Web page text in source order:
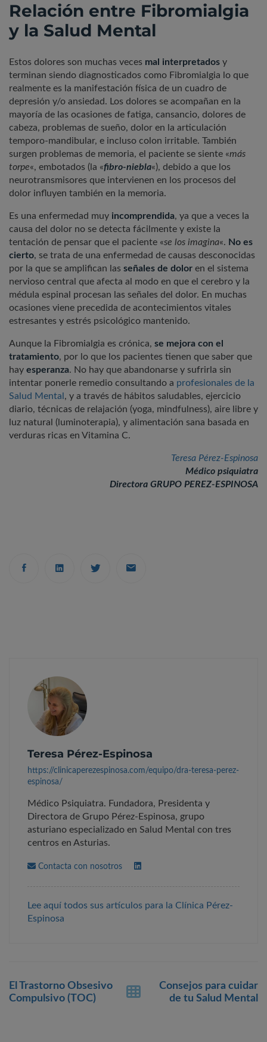
Relación entre Fibromialgia
y la Salud Mental
Estos dolores son muchas veces mal interpretados y
terminan siendo diagnosticados como Fibromialgia lo que
realmente es la manifestación física de un cuadro de
depresión y/o ansiedad. Los dolores se acompañan en la
mayoría de las ocasiones de fatiga, cansancio, dolores de
cabeza, problemas de sueño, dolor en la articulación
temporo-mandibular, e incluso colon irritable. También
surgen problemas de memoria, el paciente se siente «más
torpe«, embotados (la «fibro-niebla«), debido a que los
neurotransmisores que intervienen en los procesos del
dolor influyen también en la memoria.
Es una enfermedad muy incomprendida, ya que a veces la
causa del dolor no se detecta fácilmente y existe la
tentación de pensar que el paciente «se los imagina«. No es
cierto, se trata de una enfermedad de causas desconocidas
por la que se amplifican las señales de dolor en el sistema
nervioso central que afecta al modo en que el cerebro y la
médula espinal procesan las señales del dolor. En muchas
ocasiones viene precedida de acontecimientos vitales
estresantes y estrés psicológico mantenido.
Aunque la Fibromialgia es crónica, se mejora con el
tratamiento, por lo que los pacientes tienen que saber que
hay esperanza. No hay que abandonarse y sufrirla sin
intentar ponerle remedio consultando a profesionales de la
Salud Mental , y a través de hábitos saludables, ejercicio
diario, técnicas de relajación (yoga, mindfulness), aire libre y
luz natural (luminoterapia), y alimentación sana basada en
verduras ricas en Vitamina C.
Teresa Pérez-Espinosa
Médico psiquiatra
Directora GRUPO PEREZ-ESPINOSA
Teresa Pérez-Espinosa
https://clinicaperezespinosa.com/equipo/dra-teresa-perez-
espinosa/
Médico Psiquiatra. Fundadora, Presidenta y
Directora de Grupo Pérez-Espinosa, grupo
asturiano especializado en Salud Mental con tres
centros en Asturias.
Contacta con nosotros
Lee aquí todos sus artículos para la Clínica Pérez-
Espinosa
navigation
El Trastorno Obsesivo
Compulsivo (TOC)
Consejos para cuidar
de tu Salud Mental